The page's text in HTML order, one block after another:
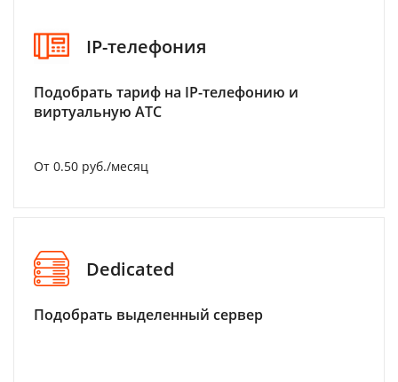
IP-телефония
Подобрать тариф на IP-телефонию и
виртуальную АТС
От 0.50 руб./месяц
Dedicated
Подобрать выделенный сервер